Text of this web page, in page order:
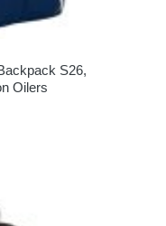
S26,
Oilers